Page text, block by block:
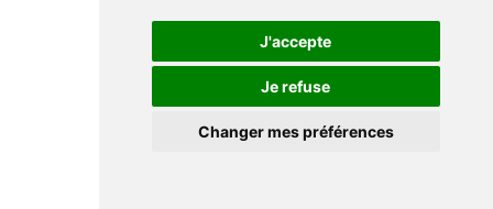
J'accepte
Je refuse
Changer mes préférences